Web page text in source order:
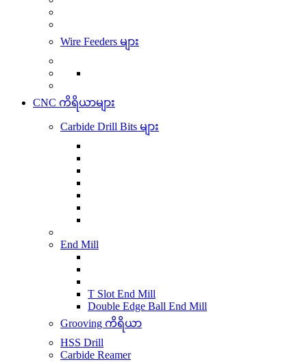
Wire Feeders များ
CNC ကိရိယာများ
Carbide Drill Bits များ
End Mill
T Slot End Mill
Double Edge Ball End Mill
Grooving ကိရိယာ
HSS Drill
Carbide Reamer